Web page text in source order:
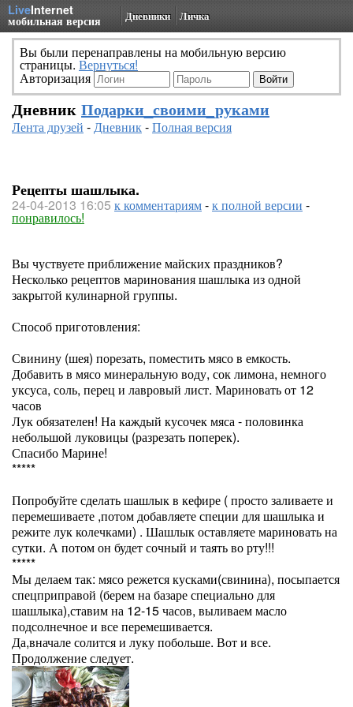
LiveInternet
мобильная версия Дневники Личка
Вы были перенаправлены на мобильную версию
страницы. Вернуться!
Авторизация
Дневник Подарки_своими_руками
Лента друзей -Дневник-Полная версия
Рецепты шашлыка.
24-04-2013 16:05 к комментариям-к полной версии -
понравилось!
Вы чуствуете приближение майских праздников?
Несколько рецептов маринования шашлыка из одной
закрытой кулинарной группы.
Способ приготовления:
Свинину (шея) порезать, поместить мясо в емкость.
Добавить в мясо минеральную воду, сок лимона, немного
уксуса, соль, перец и лавровый лист. Мариновать от 12
часов
Лук обязателен! На каждый кусочек мяса - половинка
небольшой луковицы (разрезать поперек).
Спасибо Марине!
*****
Попробуйте сделать шашлык в кефире ( просто заливаете и
перемешиваете ,потом добавляете специи для шашлыка и
режите лук колечками) . Шашлык оставляете мариновать на
сутки. А потом он будет сочный и таять во рту!!!
*****
Мы делаем так: мясо режется кусками(свинина), посыпается
спецприправой (берем на базаре специально для
шашлыка),ставим на 12-15 часов, выливаем масло
подсолнечное и все перемешивается.
Да,вначале солится и луку побольше. Вот и все.
Продолжение следует.